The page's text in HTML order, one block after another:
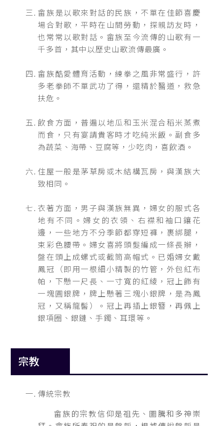
畲族是以歌來對話的民族，不單在佳節喜慶
場合對歌，平時在山間勞動，探親訪友時，
也常常以歌對話。畲族至今流傳的山歌有一
千多首，其中以歷史山歌流傳最廣。
畲族酷愛體育活動，練拳之風非常盛行，許
多老拳師不單武功了得，還精於醫道，救急
扶危。
飲食方面，普遍以地瓜和玉米混合稻米蒸煮
而食，只有宴請貴客時才吃純米飯。副食多
為蔬菜、海帶、豆腐等，少吃肉，喜飲酒。
住屋一般是茅草房或木結構瓦房，與漢族大
致相同。
衣著方面，男子與漢族無異，婦女的服式各
地有不同。婦女的衣領、右襟和袖口鑲花
邊，一些地方不分季節都穿短褲，裹綁腿，
束彩色腰帶。婦女喜將頭髮編成一條長辮，
盤在頭上成螺式或截筒高帽式。已婚婦女戴
鳳冠（即用一根細小精製的竹管，外包紅布
帕，下懸一尺長、一寸寬的紅綾，冠上飾有
一塊圓銀牌，牌上懸著三塊小銀牌，是為鳳
冠，又稱龍髻）。冠上再插上銀簪，再佩上
銀項圈、銀鏈、手鐲、耳環等。
宗教
傳統宗教
畲族的宗教信仰是祖先、圖騰和多神崇